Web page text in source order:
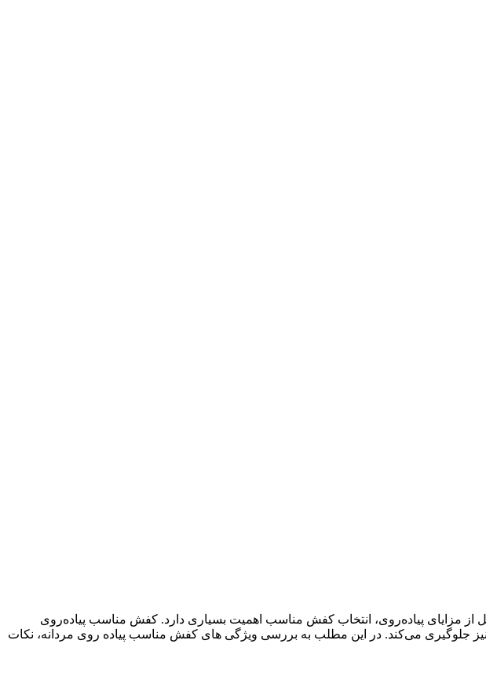
مزایای پیاده‌روی، انتخاب کفش مناسب اهمیت بسیاری دارد. کفش مناسب پیاده‌روی
نیز جلوگیری می‌کند. در این مطلب به بررسی ویژگی های کفش مناسب پیاده روی مردانه، نکات